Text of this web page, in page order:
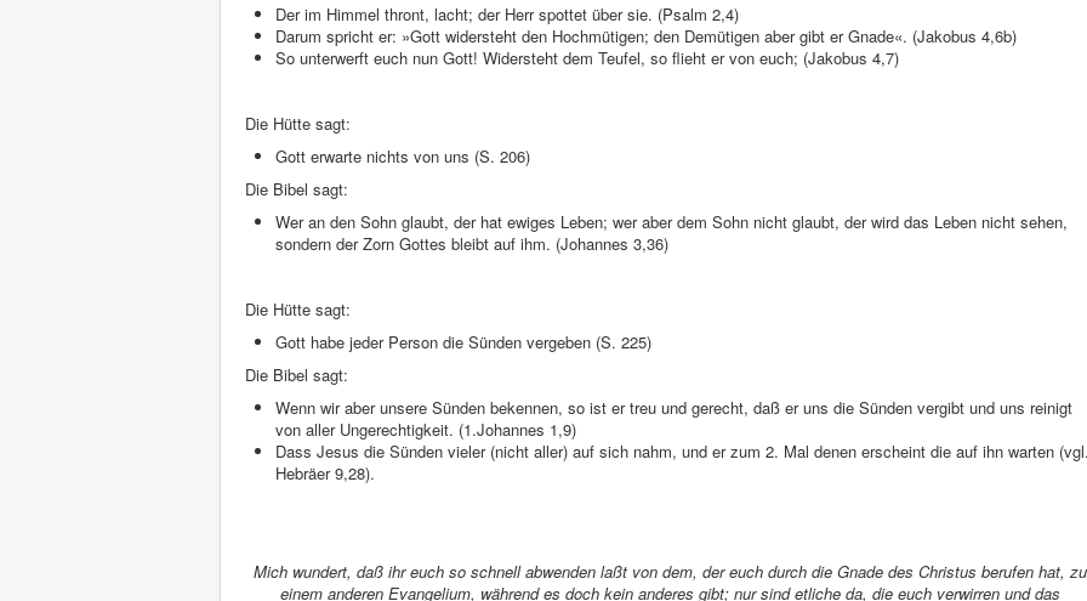
Der im Himmel thront, lacht; der Herr spottet über sie. (Psalm 2,4)
Darum spricht er: »Gott widersteht den Hochmütigen; den Demütigen aber gibt er Gnade«. (Jakobus 4,6b)
So unterwerft euch nun Gott! Widersteht dem Teufel, so flieht er von euch; (Jakobus 4,7)
Die Hütte sagt:
Gott erwarte nichts von uns (S. 206)
Die Bibel sagt:
Wer an den Sohn glaubt, der hat ewiges Leben; wer aber dem Sohn nicht glaubt, der wird das Leben nicht sehen,
sondern der Zorn Gottes bleibt auf ihm. (Johannes 3,36)
Die Hütte sagt:
Gott habe jeder Person die Sünden vergeben (S. 225)
Die Bibel sagt:
Wenn wir aber unsere Sünden bekennen, so ist er treu und gerecht, daß er uns die Sünden vergibt und uns reinigt
von aller Ungerechtigkeit. (1.Johannes 1,9)
Dass Jesus die Sünden vieler (nicht aller) auf sich nahm, und er zum 2. Mal denen erscheint die auf ihn warten
Hebräer 9,28).
Mich wundert, daß ihr euch so schnell abwenden laßt von dem, der euch durch die Gnade des Christus berufen hat, zu
einem anderen Evangelium, während es doch kein anderes gibt; nur sind etliche da, die euch verwirren und das